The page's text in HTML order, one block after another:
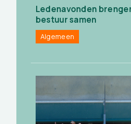
Ledenavonden
bestuur samen
Algemeen